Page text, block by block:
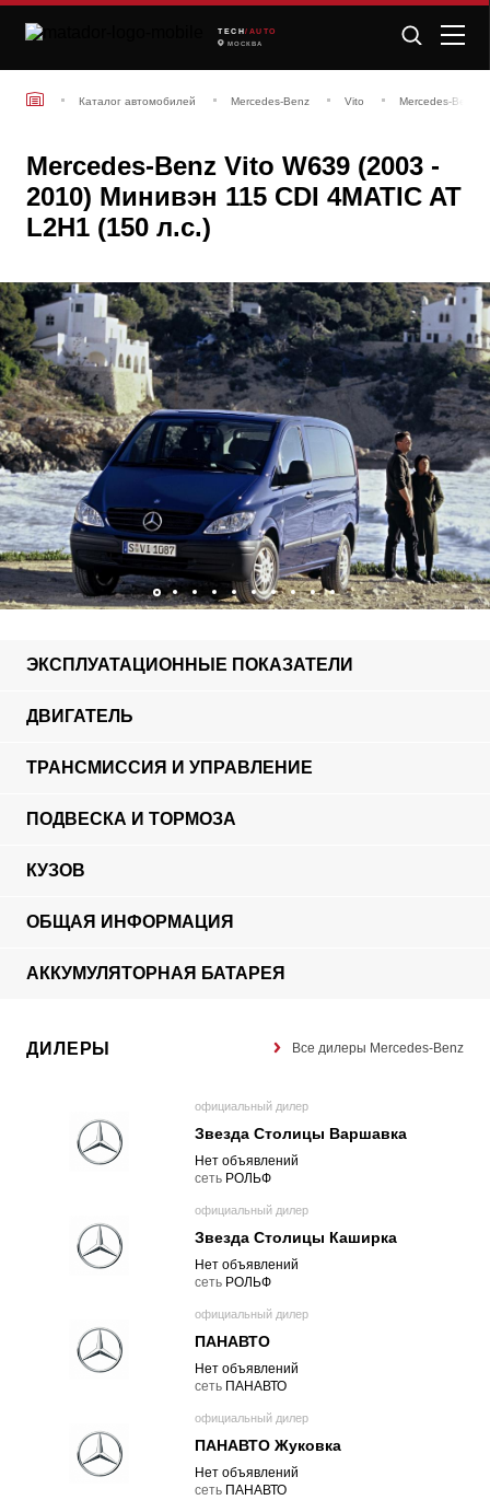
TECH /AUTO
МОСКВА
Каталог автомобилей Mercedes-Benz Vito Mercedes-Benz
Mercedes-Benz Vito W639 (2003 -
2010) Минивэн 115 CDI 4MATIC AT
L2H1 (150 л.с.)
ЭКСПЛУАТАЦИОННЫЕ ПОКАЗАТЕЛИ
ДВИГАТЕЛЬ
ТРАНСМИССИЯ И УПРАВЛЕНИЕ
ПОДВЕСКА И ТОРМОЗА
КУЗОВ
ОБЩАЯ ИНФОРМАЦИЯ
АККУМУЛЯТОРНАЯ БАТАРЕЯ
ДИЛЕРЫ Все дилеры Mercedes-Benz
официальный дилер
Звезда Столицы Варшавка
Нет объявлений
cеть РОЛЬФ
официальный дилер
Звезда Столицы Каширка
Нет объявлений
cеть РОЛЬФ
официальный дилер
ПАНАВТО
Нет объявлений
cеть ПАНАВТО
официальный дилер
ПАНАВТО Жуковка
Нет объявлений
cеть ПАНАВТО